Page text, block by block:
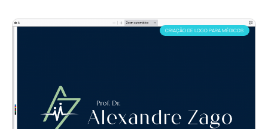
CRIAÇÃO DE LOGO PARA MÉDICOS